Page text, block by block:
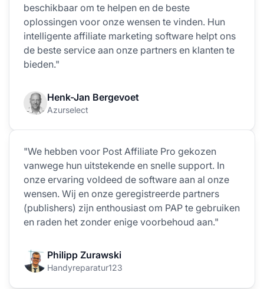
beschikbaar om te helpen en de beste
oplossingen voor onze wensen te vinden. Hun
intelligente affiliate marketing software helpt ons
de beste service aan onze partners en klanten te
bieden."
Henk-Jan Bergevoet
Azurselect
"We hebben voor Post Affiliate Pro gekozen
vanwege hun uitstekende en snelle support. In
onze ervaring voldeed de software aan al onze
wensen. Wij en onze geregistreerde partners
(publishers) zijn enthousiast om PAP te gebruiken
en raden het zonder enige voorbehoud aan."
Philipp Zurawski
Handyreparatur123